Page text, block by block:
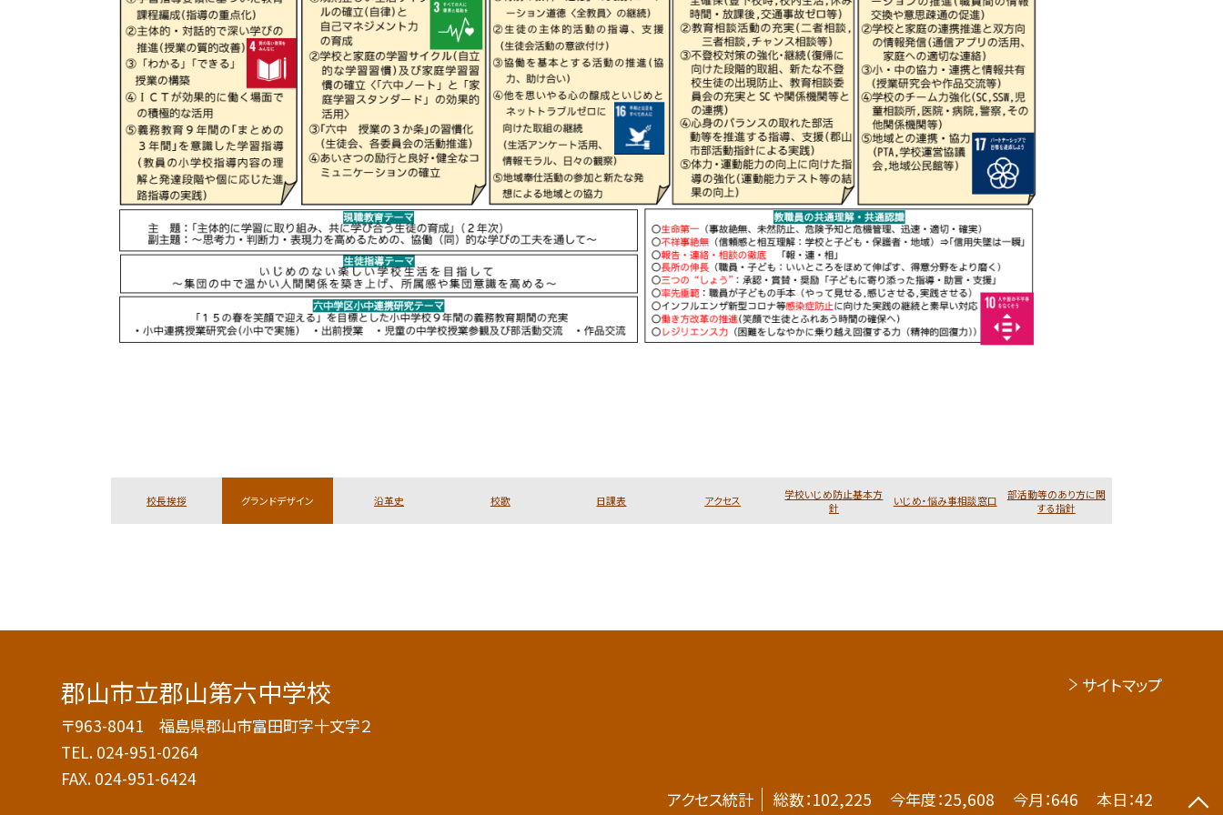
校長挨拶 グランドデザイン 沿革史 校歌 日課表 アクセス
学校いじめ防止基本方
針
いじめ・悩み事相談窓口
部活動等のあり方に関
する指針
郡山市立郡山第六中学校
〒963-8041 福島県郡山市富田町字十文字２
TEL. 024-951-0264
FAX. 024-951-6424
サイトマップ
アクセス統計 総数：102,225 今年度：25,608 今月：646 本日：42